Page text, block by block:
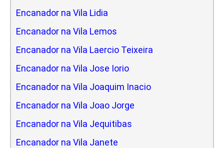
Encanador na Vila Lidia
Encanador na Vila Lemos
Encanador na Vila Laercio Teixeira
Encanador na Vila Jose Iorio
Encanador na Vila Joaquim Inacio
Encanador na Vila Joao Jorge
Encanador na Vila Jequitibas
Encanador na Vila Janete